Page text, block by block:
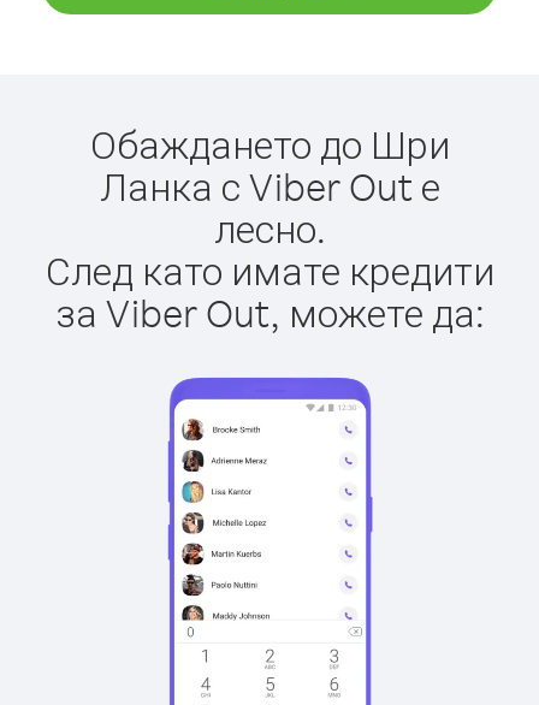
Обаждането до Шри
Ланка с Viber Out е
лесно.
След като имате кредити
за Viber Out, можете да: